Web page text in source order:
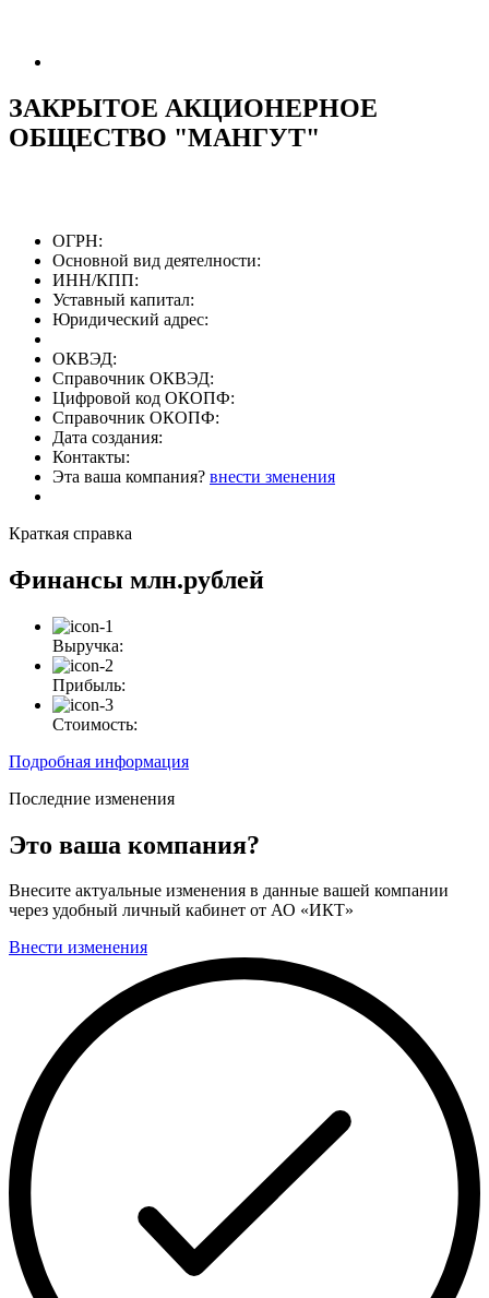
ЗАКРЫТОЕ АКЦИОНЕРНОЕ
ОБЩЕСТВО "МАНГУТ"
ОГРН:
Основной вид деятелности:
ИНН/КПП:
Уставный капитал:
Юридический адрес:
ОКВЭД:
Справочник ОКВЭД:
Цифровой код ОКОПФ:
Справочник ОКОПФ:
Дата создания:
Контакты:
Эта ваша компания? внести зменения
Краткая справка
Финансы млн.рублей
Выручка:
Прибыль:
Стоимость:
Подробная информация
Последние изменения
Это ваша компания?
Внесите актуальные изменения в данные вашей компании
через удобный личный кабинет от АО «ИКТ»
Внести изменения